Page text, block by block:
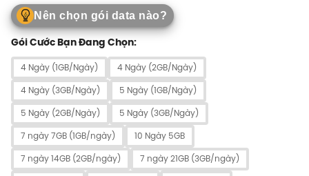
Nên chọn gói data nào?
Gói Cước Bạn Đang Chọn:
4 Ngày (1GB/Ngày) 4 Ngày (2GB/Ngày)
4 Ngày (3GB/Ngày) 5 Ngày (1GB/Ngày)
5 Ngày (2GB/Ngày) 5 Ngày (3GB/Ngày)
7 ngày 7GB (1GB/ngày) 10 Ngày 5GB
7 ngày 14GB (2GB/ngày) 7 ngày 21GB (3GB/ngày)